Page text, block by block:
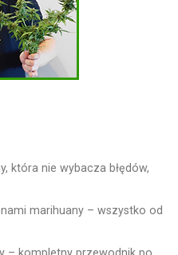
która nie wybacza błędów,
marihuany – wszystko od